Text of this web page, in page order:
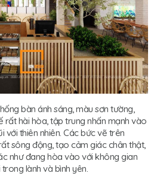
bàn ánh sáng, màu sơn tường,
rất hài hòa, tập trung nhấn mạnh vào
với thiên nhiên. Các bức vẽ trên
sông động, tạo cảm giác chân thật,
như đang hòa vào với không gian
lành và bình yên.